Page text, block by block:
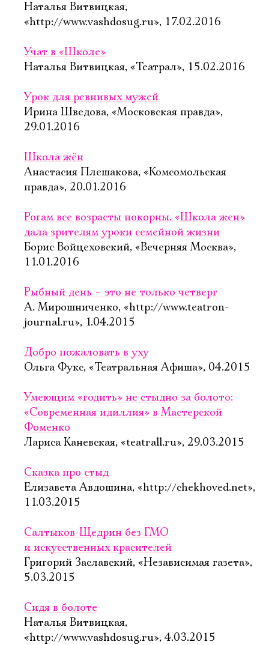
Наталья Витвицкая,
«http://www.vashdosug.ru», 17.02.2016
Учат в «Школе»
Наталья Витвицкая, «Театрал», 15.02.2016
Урок для ревнивых мужей
Ирина Шведова, «Московская правда»,
29.01.2016
Школа жён
Анастасия Плешакова, «Комсомольская
правда», 20.01.2016
Рогам все возрасты покорны. «Школа жен»
дала зрителям уроки семейной жизни
Борис Войцеховский, «Вечерняя Москва»,
11.01.2016
Рыбный день – это не только четверг
А. Мирошниченко, «http://www.teatron-
journal.ru», 1.04.2015
Добро пожаловать в уху
Ольга Фукс, «Театральная Афиша», 04.2015
Умеющим «годить» не стыдно за болото:
«Современная идиллия» в Мастерской
Фоменко
Лариса Каневская, «teatrall.ru», 29.03.2015
Сказка про стыд
Елизавета Авдошина, «http://chekhoved.net»,
11.03.2015
Салтыков-Щедрин без ГМО
и искусственных красителей
Григорий Заславский, «Независимая газета»,
5.03.2015
Сидя в болоте
Наталья Витвицкая,
«http://www.vashdosug.ru», 4.03.2015